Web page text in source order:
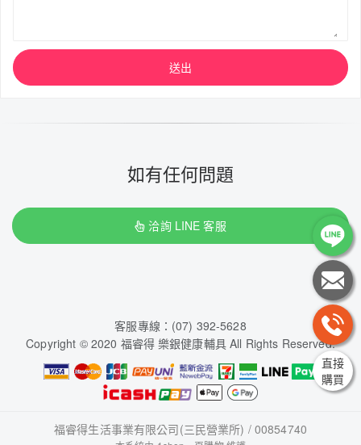
送出
如有任何問題
洽詢 LINE 客服
客服專線：(07) 392-5628
Copyright © 2020 福睿得 樂銀健康輔具 All Rights Reserved.
福睿得生活事業有限公司(三民營業所) / 00854740
直接
購買